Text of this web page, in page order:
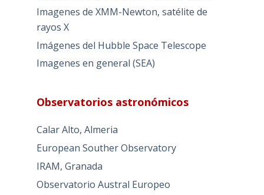
Imagenes de XMM-Newton, satélite de
rayos X
Imágenes del Hubble Space Telescope
Imagenes en general (SEA)
Observatorios astronómicos
Calar Alto, Almeria
European Souther Observatory
IRAM, Granada
Observatorio Austral Europeo